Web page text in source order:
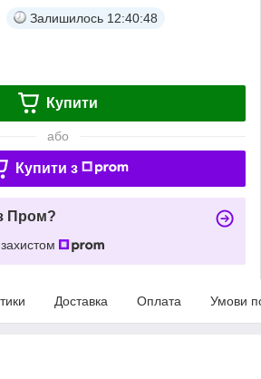
Залишилось 12:40:47
Купити
або
Купити з
Пром?
Доставка Оплата Умови